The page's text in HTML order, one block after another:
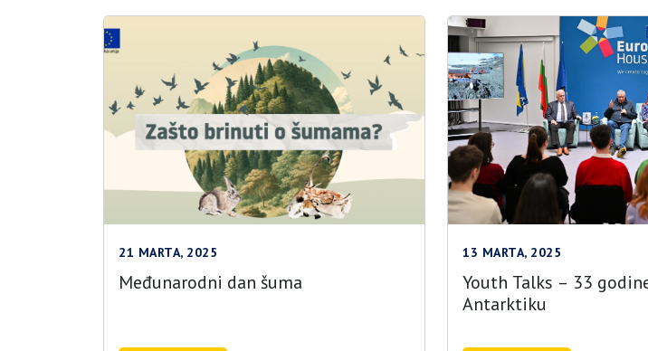
21 MARTA, 2025
Međunarodni dan šuma
13 MARTA, 2025
Youth Talks – 33
Antarktiku